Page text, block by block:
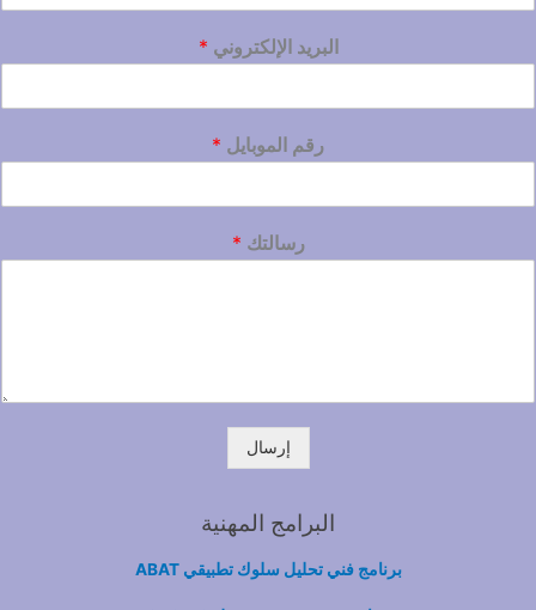
البريد الإلكتروني *
رقم الموبايل *
رسالتك *
إرسال
البرامج المهنية
برنامج فني تحليل سلوك تطبيقي ABAT